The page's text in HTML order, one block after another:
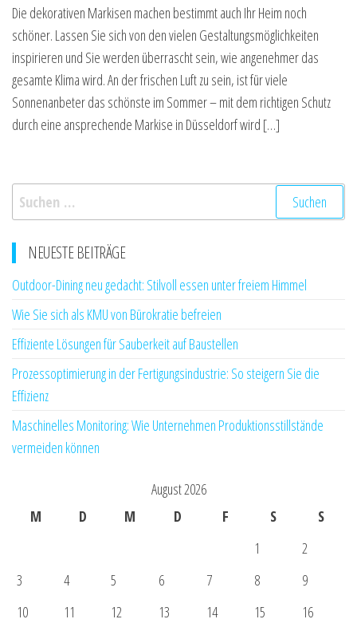
Die dekorativen Markisen machen bestimmt auch Ihr Heim noch
schöner. Lassen Sie sich von den vielen Gestaltungsmöglichkeiten
inspirieren und Sie werden überrascht sein, wie angenehmer das
gesamte Klima wird. An der frischen Luft zu sein, ist für viele
Sonnenanbeter das schönste im Sommer – mit dem richtigen Schutz
durch eine ansprechende Markise in Düsseldorf wird […]
Suchen
nach:
NEUESTE BEITRÄGE
Outdoor-Dining neu gedacht: Stilvoll essen unter freiem Himmel
Wie Sie sich als KMU von Bürokratie befreien
Effiziente Lösungen für Sauberkeit auf Baustellen
Prozessoptimierung in der Fertigungsindustrie: So steigern Sie die
Effizienz
Maschinelles Monitoring: Wie Unternehmen Produktionsstillstände
vermeiden können
August 2026
M
D M D F S
S
1
2
3
4 5 6 7 8
9
10
11 12 13 14 15
16